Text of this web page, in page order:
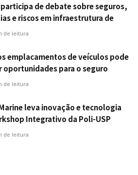
de debate sobre seguros,
e riscos em infraestrutura de
de leitura
emplacamentos de veículos pode
oportunidades para o seguro
de leitura
leva inovação e tecnologia
Integrativo da Poli-USP
de leitura